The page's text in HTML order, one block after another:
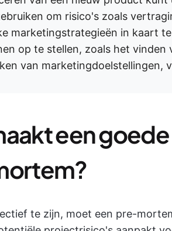
om risico's zoals
marketingstrategieën in kaart
op te stellen, zoals het
van
een
te zijn, moet een pre-